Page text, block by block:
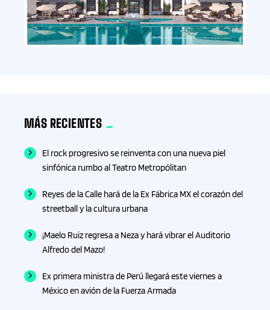
MÁS RECIENTES
El rock progresivo se reinventa con una nueva piel
sinfónica rumbo al Teatro Metropólitan
Reyes de la Calle hará de la Ex Fábrica MX el corazón del
streetball y la cultura urbana
¡Maelo Ruiz regresa a Neza y hará vibrar el Auditorio
Alfredo del Mazo!
Ex primera ministra de Perú llegará este viernes a
México en avión de la Fuerza Armada